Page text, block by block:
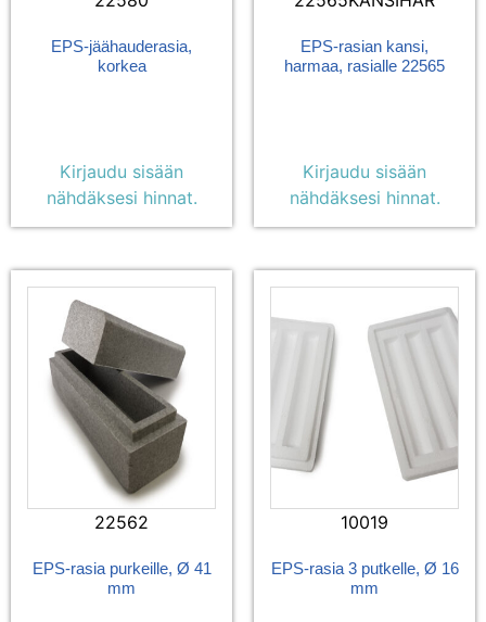
EPS-jäähauderasia,
korkea
Kirjaudu sisään
nähdäksesi hinnat.
EPS-rasian kansi,
harmaa, rasialle 22565
Kirjaudu sisään
nähdäksesi hinnat.
22562
EPS-rasia purkeille, Ø 41
mm
10019
EPS-rasia 3 putkelle, Ø 16
mm